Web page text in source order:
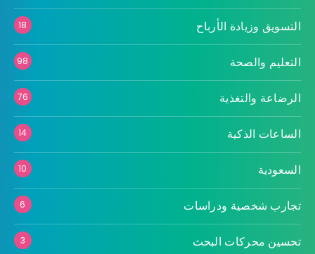
التسويق وزيادة الأرباح 18
التعليم والصحة 98
الرضاعة والتغذية 76
الساعات الذكية 14
السعودية 10
تجارب شخصية ودراسات 6
تحسين محركات البحث 3